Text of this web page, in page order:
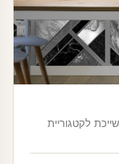
לקטגוריית